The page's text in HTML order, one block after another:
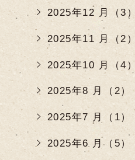
2025年12 月（3）
2025年11 月（2）
2025年10 月（4）
2025年8 月（2）
2025年7 月（1）
2025年6 月（5）